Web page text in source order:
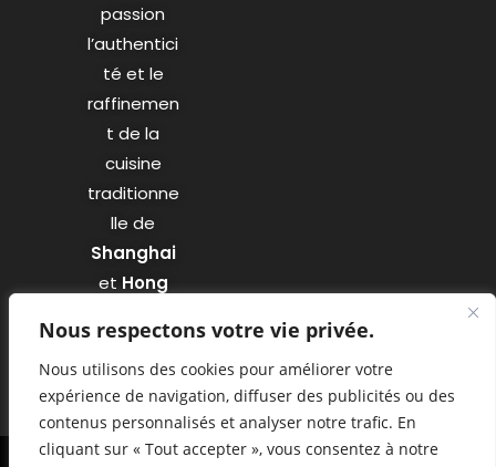
Nous respectons votre vie privée.
Nous utilisons des cookies pour améliorer votre
expérience de navigation, diffuser des publicités ou des
contenus personnalisés et analyser notre trafic. En
cliquant sur « Tout accepter », vous consentez à notre
passion
l’authentici
té et le
raffinemen
t de la
cuisine
traditionne
lle de
Shanghai
et Hong